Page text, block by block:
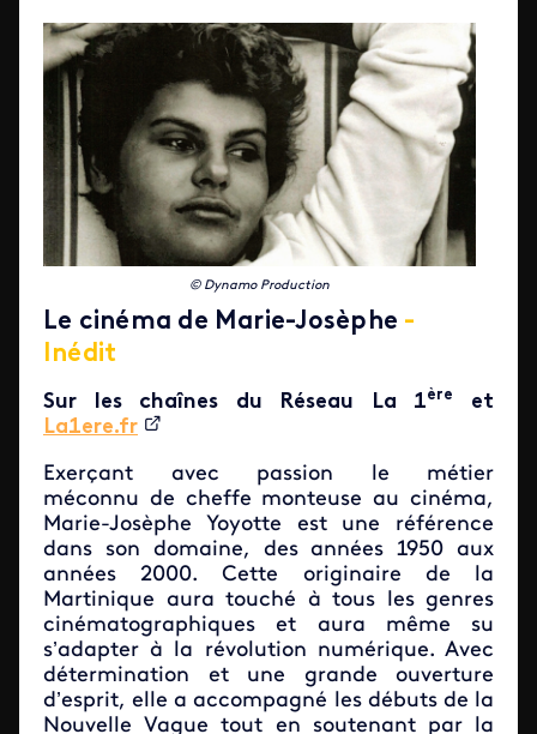
© Dynamo Production
Le cinéma de Marie-Josèphe -
Inédit
Sur les chaînes du Réseau La 1ère
et
La1ere.fr
Exerçant avec passion le métier
méconnu de cheffe monteuse au cinéma,
Marie-Josèphe Yoyotte est une référence
dans son domaine, des années 1950 aux
années 2000. Cette originaire de la
Martinique aura touché à tous les genres
cinématographiques et aura même su
s’adapter à la révolution numérique. Avec
détermination et une grande ouverture
d’esprit, elle a accompagné les débuts de la
Nouvelle Vague tout en soutenant par la